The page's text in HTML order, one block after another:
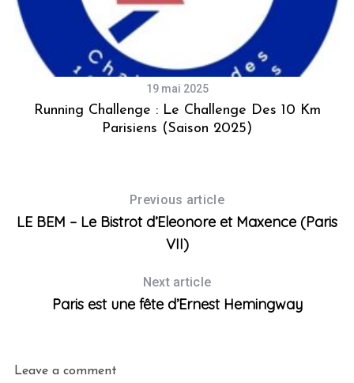
19 mai 2025
Running Challenge : Le Challenge Des 10 Km
Parisiens (saison 2025)
Previous article
LE BEM – Le Bistrot d’Eleonore et Maxence (Paris
VII)
Next article
Paris est une fête d’Ernest Hemingway
Leave a comment